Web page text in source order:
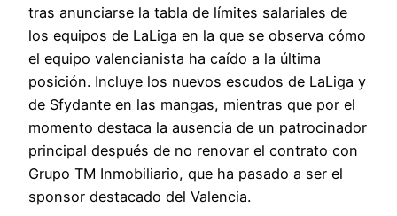
tras anunciarse la tabla de límites salariales de
los equipos de LaLiga en la que se observa cómo
el equipo valencianista ha caído a la última
posición. Incluye los nuevos escudos de LaLiga y
de Sfydante en las mangas, mientras que por el
momento destaca la ausencia de un patrocinador
principal después de no renovar el contrato con
Grupo TM Inmobiliario, que ha pasado a ser el
sponsor destacado del Valencia.